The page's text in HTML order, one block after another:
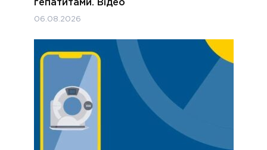
гепатитами. Відео
06.08.2026